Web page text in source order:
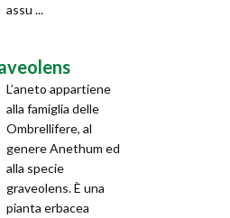
assu ...
L’aneto appartiene
alla famiglia delle
Ombrellifere, al
genere Anethum ed
alla specie
graveolens. È una
pianta erbacea